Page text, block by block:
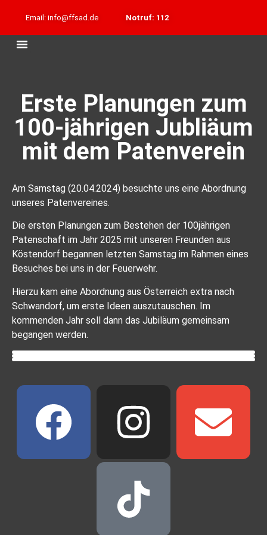
Email: info@ffsad.de Notruf: 112
Erste Planungen zum
100-jährigen Jubliäum
mit dem Patenverein
Am Samstag (20.04.2024) besuchte uns eine Abordnung
unseres Patenvereines.
Die ersten Planungen zum Bestehen der 100jährigen
Patenschaft im Jahr 2025 mit unseren Freunden aus
Köstendorf begannen letzten Samstag im Rahmen eines
Besuches bei uns in der Feuerwehr.
Hierzu kam eine Abordnung aus Österreich extra nach
Schwandorf, um erste Ideen auszutauschen. Im
kommenden Jahr soll dann das Jubiläum gemeinsam
begangen werden.